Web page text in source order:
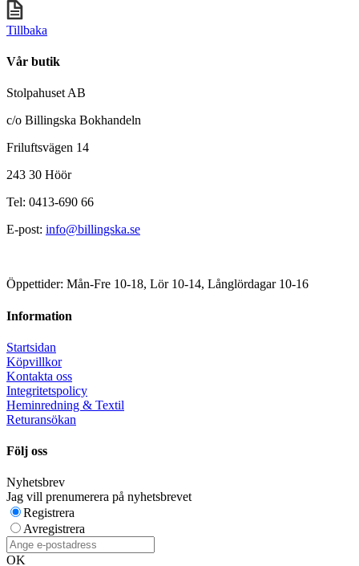
Tillbaka
Vår butik
Stolpahuset AB
c/o Billingska Bokhandeln
Friluftsvägen 14
243 30 Höör
Tel: 0413-690 66
E-post: info@billingska.se
Öppettider: Mån-Fre 10-18, Lör 10-14, Långlördagar 10-16
Information
Startsidan
Köpvillkor
Kontakta oss
Integritetspolicy
Heminredning & Textil
Returansökan
Följ oss
Nyhetsbrev
Jag vill prenumerera på nyhetsbrevet
Registrera
Avregistrera
OK